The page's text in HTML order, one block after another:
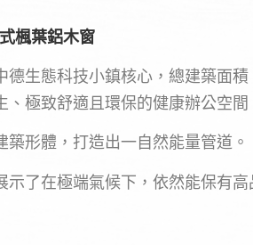
楓葉鋁木窗
德生態科技小鎮核心，總建築面
極致舒適且環保的健康辦公空間
形體，打造出一自然能量管道。
示了在極端氣候下，依然能保有